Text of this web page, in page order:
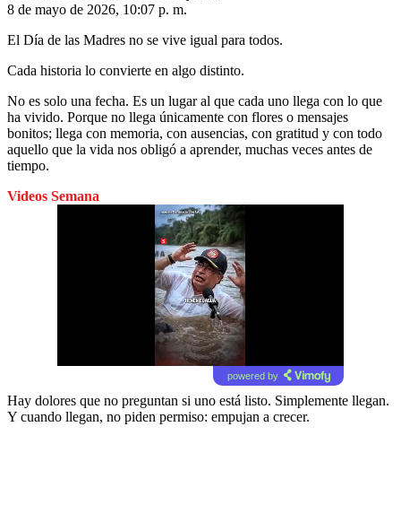
8 de mayo de 2026, 10:07 p. m.
El Día de las Madres no se vive igual para todos.
Cada historia lo convierte en algo distinto.
No es solo una fecha. Es un lugar al que cada uno llega con lo que
ha vivido. Porque no llega únicamente con flores o mensajes
bonitos; llega con memoria, con ausencias, con gratitud y con todo
aquello que la vida nos obligó a aprender, muchas veces antes de
tiempo.
Videos Semana
powered by
Hay dolores que no preguntan si uno está listo. Simplemente llegan.
Y cuando llegan, no piden permiso: empujan a crecer.